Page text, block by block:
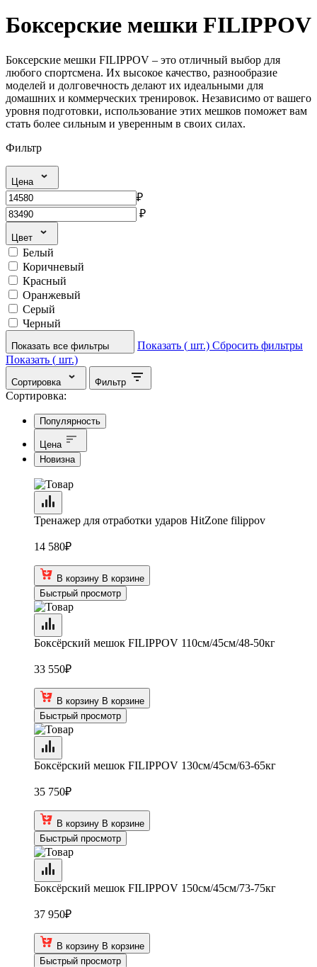
Боксерские мешки FILIPPOV
Боксерские мешки FILIPPOV – это отличный выбор для
любого спортсмена. Их высокое качество, разнообразие
моделей и долговечность делают их идеальными для
домашних и коммерческих тренировок. Независимо от вашего
уровня подготовки, использование этих мешков поможет вам
стать более сильным и уверенным в своих силах.
Фильтр
Цена
₽
₽
Цвет
Белый
Коричневый
Красный
Оранжевый
Серый
Черный
Показать все фильтры Показать ( шт.) Сбросить фильтры
Показать ( шт.)
Сортировка Фильтр
Сортировка:
Популярность
Цена
Новизна
Тренажер для отработки ударов HitZone filippov
14 580₽
В корзину В корзине
Быстрый просмотр
Боксёрский мешок FILIPPOV 110см/45см/48-50кг
33 550₽
В корзину В корзине
Быстрый просмотр
Боксёрский мешок FILIPPOV 130см/45см/63-65кг
35 750₽
В корзину В корзине
Быстрый просмотр
Боксёрский мешок FILIPPOV 150см/45см/73-75кг
37 950₽
В корзину В корзине
Быстрый просмотр